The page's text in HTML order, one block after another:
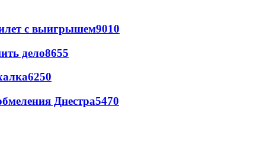
с выигрышем9010
дело8655
6250
Днестра5470